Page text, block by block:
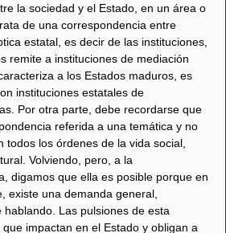
la sociedad y el Estado, en un área o
de una correspondencia entre
estatal, es decir de las instituciones,
remite a instituciones de mediación
a los Estados maduros, es
instituciones estatales de
Por otra parte, debe recordarse que
referida a una temática y no
todos los órdenes de la vida social,
Volviendo, pero, a la
digamos que ella es posible porque en
existe una demanda general,
Las pulsiones de esta
impactan en el Estado y obligan a